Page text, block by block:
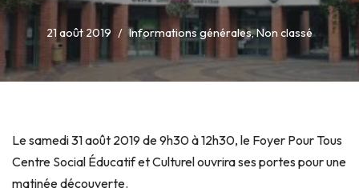
21 août 2019 Informations générales,Non classé
Le samedi 31 août 2019 de 9h30 à 12h30, le Foyer Pour Tous
Centre Social Éducatif et Culturel ouvrira ses portes pour une
matinée découverte.